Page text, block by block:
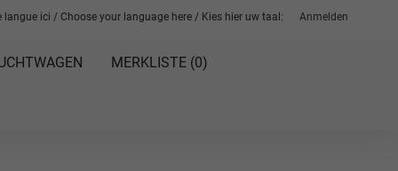
Anmelden
langue ici / Choose your language here / Kies hier uw taal:
MERKLISTE (0)